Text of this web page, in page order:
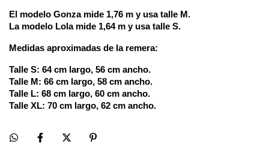
El modelo Gonza mide 1,76 m y usa talle M.
La modelo Lola mide 1,64 m y usa talle S.
Medidas aproximadas de la remera:
Talle S: 64 cm largo, 56 cm ancho.
Talle M: 66 cm largo, 58 cm ancho.
Talle L: 68 cm largo, 60 cm ancho.
Talle XL: 70 cm largo, 62 cm ancho.